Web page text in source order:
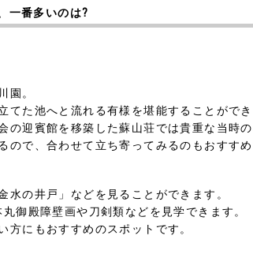
一番多いのは?
園。
た池へと流れる有様を堪能することができ
迎賓館を移築した蘇山荘では貴重な当時
で、合わせて立ち寄ってみるのもおすすめ
の井戸」などを見ることができます。
御殿障壁画や刀剣類などを見学できます。
にもおすすめのスポットです。